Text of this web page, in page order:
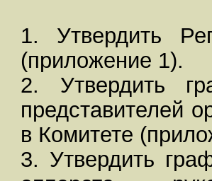
1. Утвердить
(приложение 1).
2. Утвердить
представителей
в Комитете
3. Утвердить